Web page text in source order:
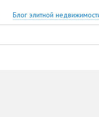
Блог элитной